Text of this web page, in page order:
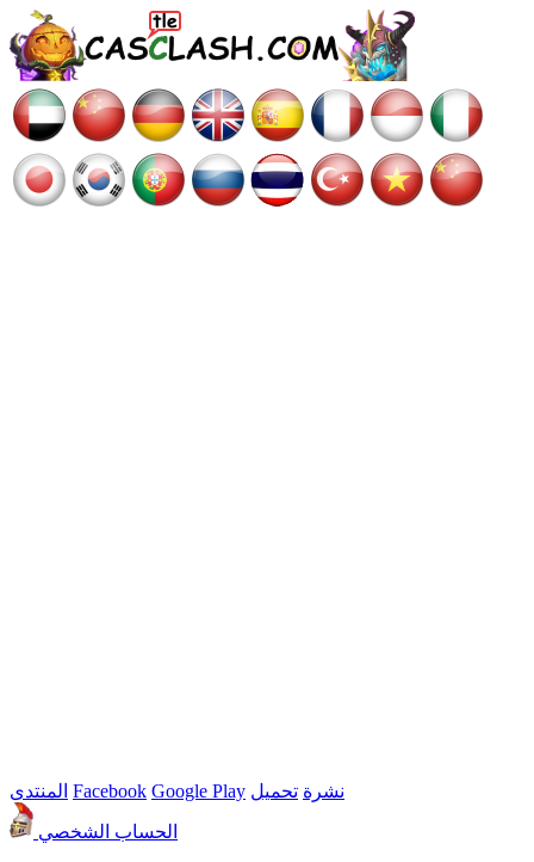
المنتدى Facebook Google Play نشرة تحميل
الحساب الشخصي